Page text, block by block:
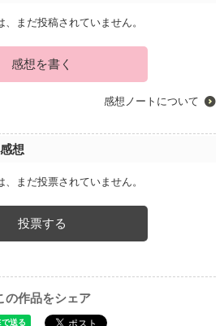
、まだ投稿されていません。
感想を書く
感想ノートについて
想
、まだ投票されていません。
投票する
の作品をシェア